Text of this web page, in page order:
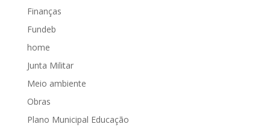
Finanças
Fundeb
home
Junta Militar
Meio ambiente
Obras
Plano Municipal Educação